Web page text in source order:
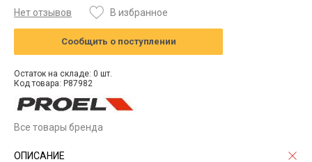
Нет отзывов В избранное
Сообщить о поступлении
Остаток на складе: 0 шт.
Код товара: P87982
Все товары бренда
ОПИСАНИЕ